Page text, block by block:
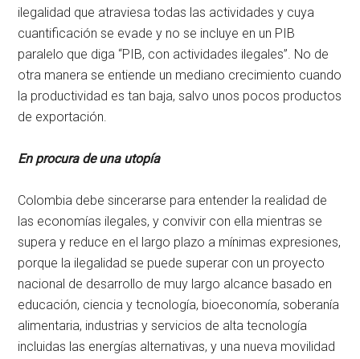
ilegalidad que atraviesa todas las actividades y cuya
cuantificación se evade y no se incluye en un PIB
paralelo que diga “PIB, con actividades ilegales”. No de
otra manera se entiende un mediano crecimiento cuando
la productividad es tan baja, salvo unos pocos productos
de exportación.
En procura de una utopía
Colombia debe sincerarse para entender la realidad de
las economías ilegales, y convivir con ella mientras se
supera y reduce en el largo plazo a mínimas expresiones,
porque la ilegalidad se puede superar con un proyecto
nacional de desarrollo de muy largo alcance basado en
educación, ciencia y tecnología, bioeconomía, soberanía
alimentaria, industrias y servicios de alta tecnología
incluidas las energías alternativas, y una nueva movilidad